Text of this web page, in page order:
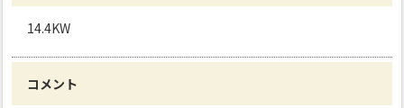
14.4KW
コメント